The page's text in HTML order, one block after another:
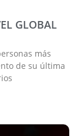
GLOBAL
más
de su última